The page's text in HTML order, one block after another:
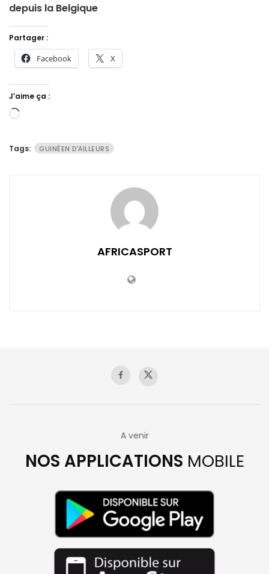
depuis la Belgique
Partager :
Facebook X
J’aime ça :
Chargement…
Tags: GUINÉEN D'AILLEURS
AFRICASPORT
A venir
NOS APPLICATIONS MOBILE